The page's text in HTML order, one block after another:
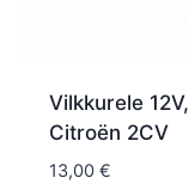
Vilkkurele 12V,
Citroën 2CV
13,00 €